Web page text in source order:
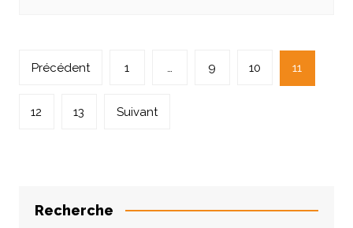
Navigation
articles
Précédent 1 … 9 10 11
12 13 Suivant
Recherche